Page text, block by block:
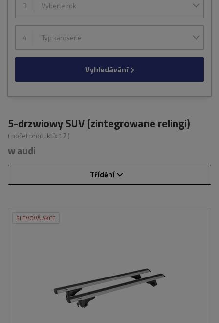
3 Vyberte rok
4 Typ karoserie
Vyhledávání
5-drzwiowy SUV (zintegrowane relingi)
( počet produktů: 12 )
w audi
Třídění
SLEVOVÁ AKCE